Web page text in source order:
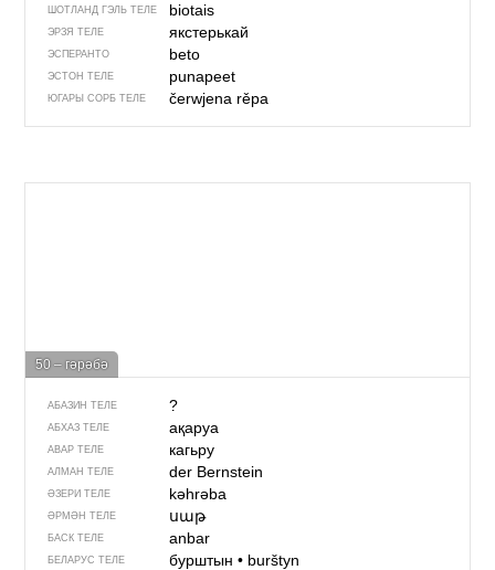
ШОТЛАНД ГЭЛЬ ТЕЛЕ biotais
ЭРЗЯ ТЕЛЕ якстерькай
ЭСПЕРАНТО beto
ЭСТОН ТЕЛЕ punapeet
ЮГАРЫ СОРБ ТЕЛЕ čerwjena rěpa
50 – гәрәбә
АБАЗИН ТЕЛЕ ?
АБХАЗ ТЕЛЕ ақаруа
АВАР ТЕЛЕ кагьру
АЛМАН ТЕЛЕ der Bernstein
ӘЗЕРИ ТЕЛЕ kəhrəba
ӘРМӘН ТЕЛЕ սաթ
БАСК ТЕЛЕ anbar
БЕЛАРУС ТЕЛЕ бурштын• burštyn